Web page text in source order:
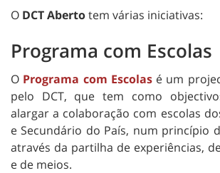
O DCT Abertotem várias iniciativas:
Programa com Escolas
O Programa com Escolasé um
pelo DCT, que tem como
alargar a colaboração com escolas
e Secundário do País, num princípio
através da partilha de experiências,
e de meios.